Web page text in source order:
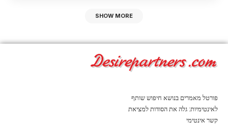
SHOW MORE
פורטל מאמרים בנושא חיפוש שותף
לאינטימיות: גלה את הסודות למציאת
קשר אינטימי